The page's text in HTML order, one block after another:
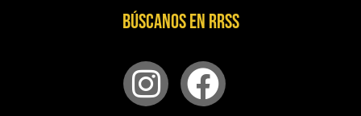
Búscanos en RRSS